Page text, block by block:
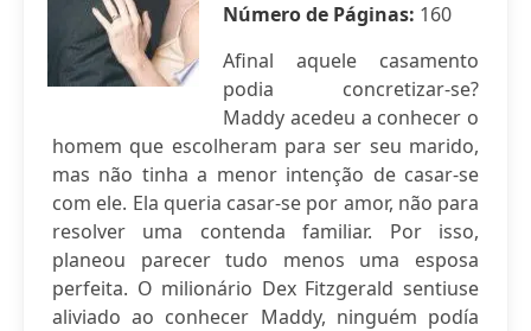
Número de Páginas: 160
Afinal aquele casamento
podia concretizar-se?
Maddy acedeu a conhecer o
homem que escolheram para ser seu marido,
mas não tinha a menor intenção de casar-se
com ele. Ela queria casar-se por amor, não para
resolver uma contenda familiar. Por isso,
planeou parecer tudo menos uma esposa
perfeita. O milionário Dex Fitzgerald sentiuse
aliviado ao conhecer Maddy, ninguém podía